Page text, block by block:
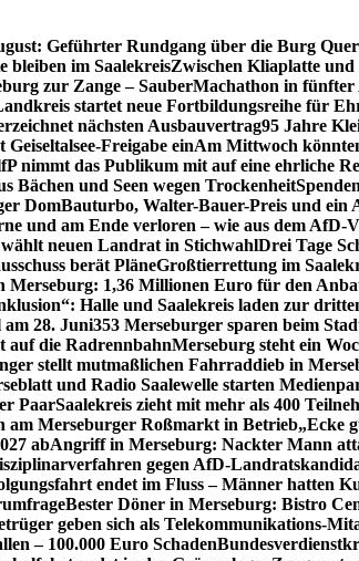
Geführter Rundgang über die Burg
bleiben im SaalekreisZwischen Kliaplatte
zur Zange – SauberMachathon in fünfter
startet neue Fortbildungsreihe für
nächsten Ausbauvertrag95 Jahre
Freigabe einAm Mittwoch
nimmt das Publikum mit auf eine ehrliche
Bächen und Seen wegen Trockenheit
DomBauturbo, Walter-Bauer-Preis und ein
und am Ende verloren – wie aus dem AfD-
neuen Landrat in StichwahlDrei Tage
berät PläneGroßtierrettung im
Merseburg: 1,36 Millionen Euro für den
Halle und Saalekreis laden zur
28. Juni353 Merseburger sparen beim
auf die RadrennbahnMerseburg steht ein
stellt mutmaßlichen Fahrraddieb in
und Radio Saalewelle starten
PaarSaalekreis zieht mit mehr als 400
am Merseburger Roßmarkt in Betrieb„Ecke
abAngriff in Merseburg: Nackter Mann
gegen AfD-
endet im Fluss – Männer hatten
Bester Döner in Merseburg: Bistro
geben sich als Telekommunikations-
– 100.000 Euro Schaden